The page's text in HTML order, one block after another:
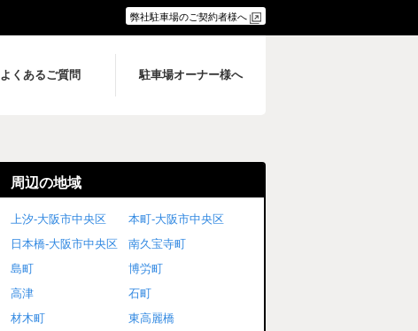
弊社駐車場のご契約者様へ
よくあるご質問 駐車場オーナー様へ
周辺の地域
上汐-大阪市中央区
本町-大阪市中央区
日本橋-大阪市中央区
南久宝寺町
島町
博労町
高津
石町
材木町
東高麗橋